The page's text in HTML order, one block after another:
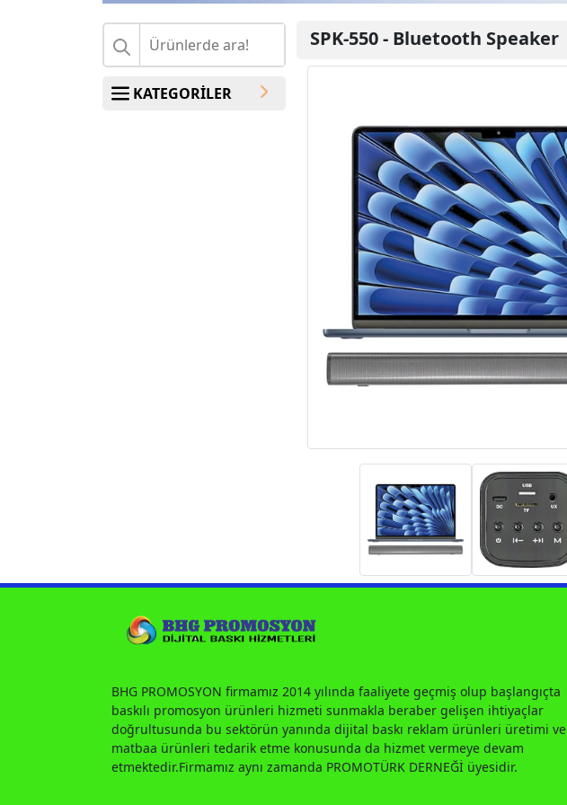
KATEGORİLER
SPK-550- Bluetooth Speaker
BHG PROMOSYON firmamız 2014 yılında faaliyete geçmiş olup başlangıçta
baskılı promosyon ürünleri hizmeti sunmakla beraber gelişen ihtiyaçlar
doğrultusunda bu sektörün yanında dijital baskı reklam ürünleri üretimi ve
matbaa ürünleri tedarik etme konusunda da hizmet vermeye devam
etmektedir.Firmamız aynı zamanda PROMOTÜRK DERNEĞİ üyesidir.